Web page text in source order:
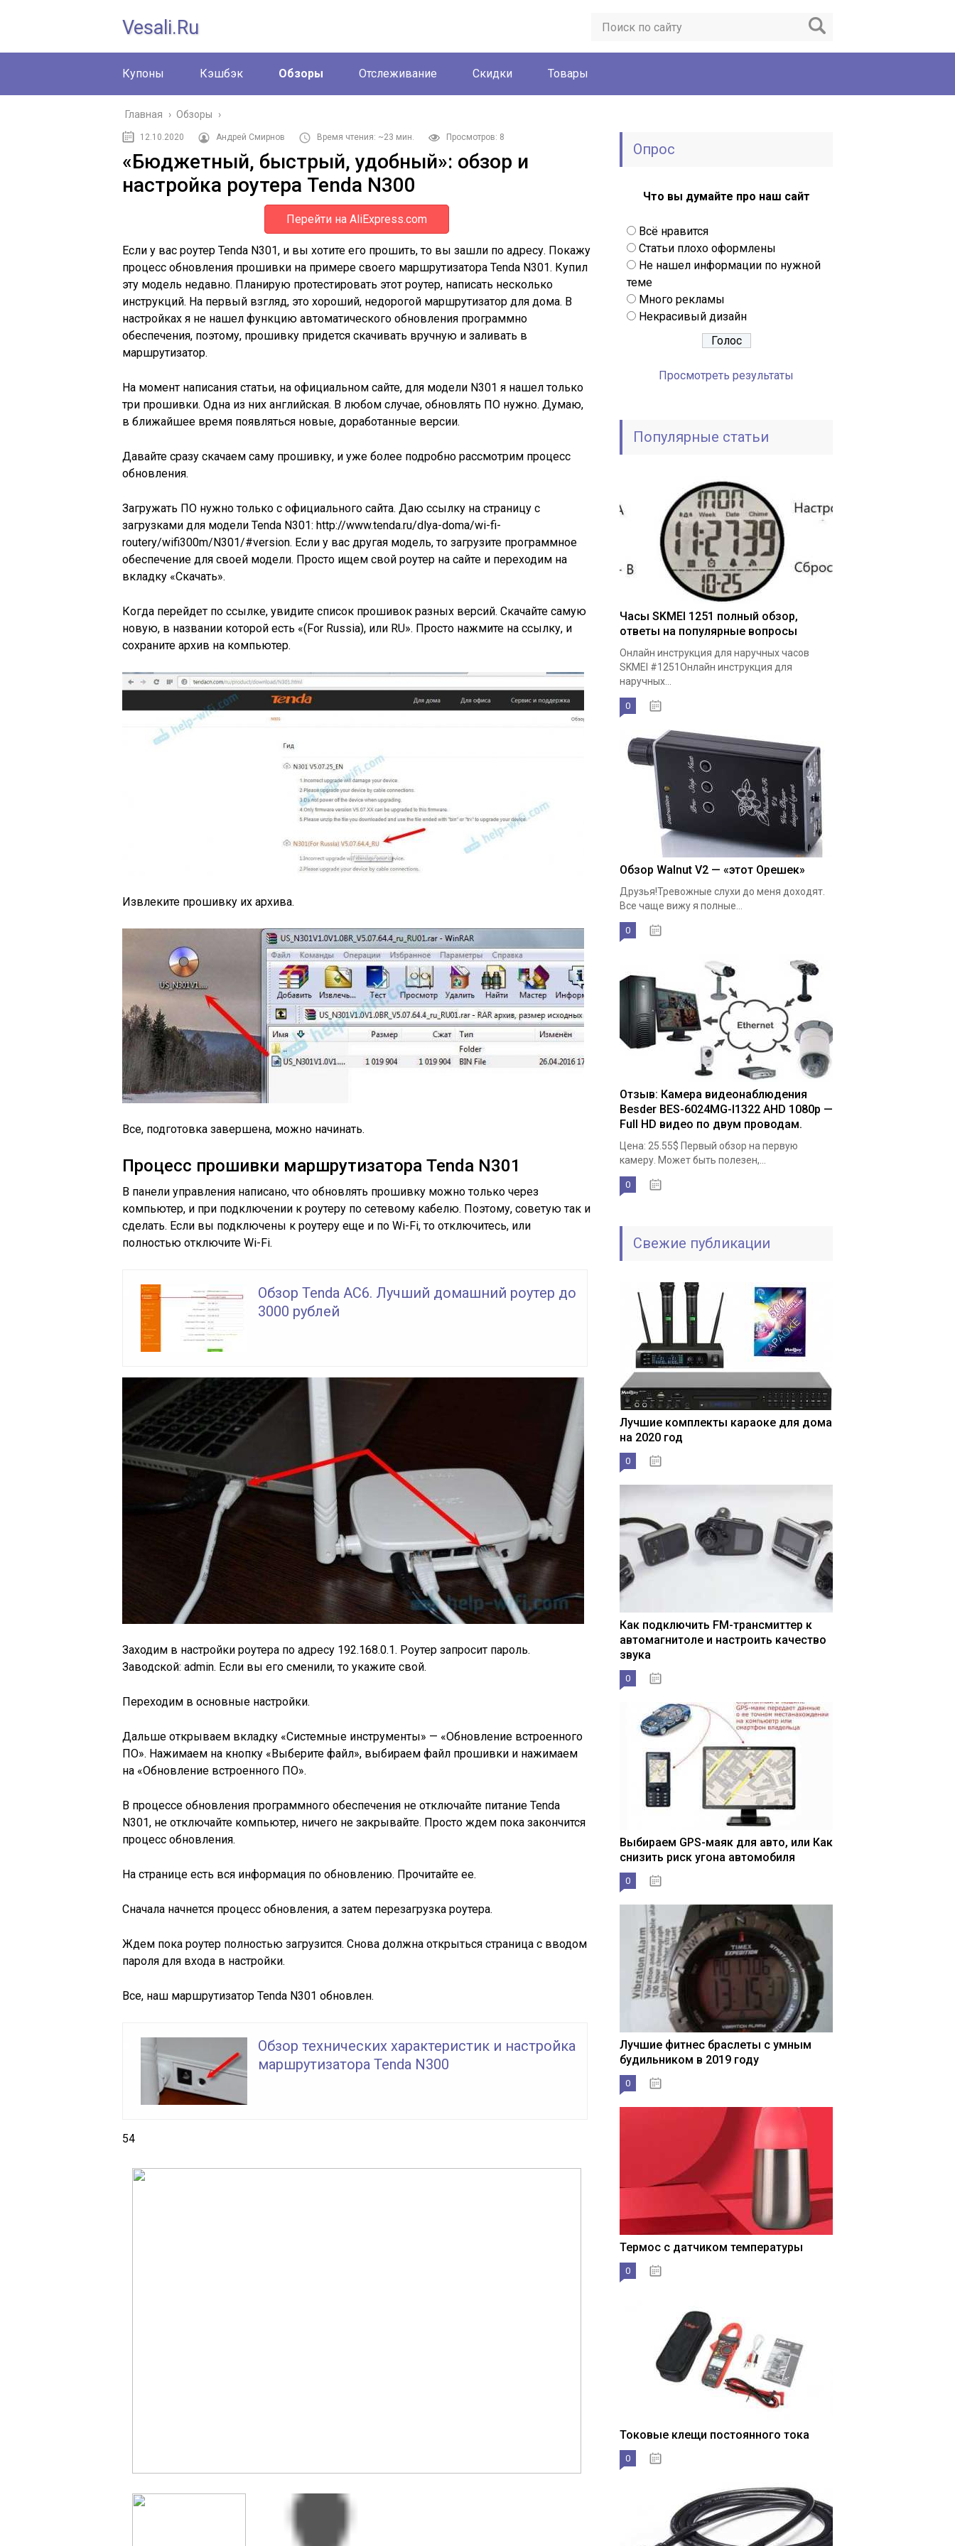
Vesali.ru
Купоны Кэшбэк Обзоры Отслеживание Скидки Товары
Главная › Обзоры ›
12.10.2020 Андрей Смирнов Время чтения: ~23 мин. Просмотров: 8
«Бюджетный, быстрый, удобный»: обзор и
настройка роутера Tenda N300
Перейти на AliExpress.com
Если у вас роутер Tenda N301, и вы хотите его прошить, то вы зашли по адресу. Покажу
процесс обновления прошивки на примере своего маршрутизатора Tenda N301. Купил
эту модель недавно. Планирую протестировать этот роутер, написать несколько
инструкций. На первый взгляд, это хороший, недорогой маршрутизатор для дома. В
настройках я не нашел функцию автоматического обновления программно
обеспечения, поэтому, прошивку придется скачивать вручную и заливать в
маршрутизатор.
На момент написания статьи, на официальном сайте, для модели N301 я нашел только
три прошивки. Одна из них английская. В любом случае, обновлять ПО нужно. Думаю,
в ближайшее время появляться новые, доработанные версии.
Давайте сразу скачаем саму прошивку, и уже более подробно рассмотрим процесс
обновления.
Загружать ПО нужно только с официального сайта. Даю ссылку на страницу с
загрузками для модели Tenda N301: http://www.tenda.ru/dlya-doma/wi-fi-
routery/wifi300m/N301/#version. Если у вас другая модель, то загрузите программное
обеспечение для своей модели. Просто ищем свой роутер на сайте и переходим на
вкладку «Скачать».
Когда перейдет по ссылке, увидите список прошивок разных версий. Скачайте самую
новую, в названии которой есть «(For Russia), или RU». Просто нажмите на ссылку, и
сохраните архив на компьютер.
Извлеките прошивку их архива.
Все, подготовка завершена, можно начинать.
Процесс прошивки маршрутизатора Tenda N301
В панели управления написано, что обновлять прошивку можно только через
компьютер, и при подключении к роутеру по сетевому кабелю. Поэтому, советую так и
сделать. Если вы подключены к роутеру еще и по Wi-Fi, то отключитесь, или
полностью отключите Wi-Fi.
Обзор Tenda AC6. Лучший домашний роутер до
3000 рублей
Заходим в настройки роутера по адресу 192.168.0.1. Роутер запросит пароль.
Заводской: admin. Если вы его сменили, то укажите свой.
Переходим в основные настройки.
Дальше открываем вкладку «Системные инструменты» — «Обновление встроенного
ПО». Нажимаем на кнопку «Выберите файл», выбираем файл прошивки и нажимаем
на «Обновление встроенного ПО».
В процессе обновления программного обеспечения не отключайте питание Tenda
N301, не отключайте компьютер, ничего не закрывайте. Просто ждем пока закончится
процесс обновления.
На странице есть вся информация по обновлению. Прочитайте ее.
Сначала начнется процесс обновления, а затем перезагрузка роутера.
Ждем пока роутер полностью загрузится. Снова должна открыться страница с вводом
пароля для входа в настройки.
Все, наш маршрутизатор Tenda N301 обновлен.
Обзор технических характеристик и настройка
маршрутизатора Tenda N300
54
Опрос
Что вы думайте про наш сайт
Всё нравится
Статьи плохо оформлены
Не нашел информации по нужной
теме
Много рекламы
Некрасивый дизайн
Просмотреть результаты
Популярные статьи
Часы SKMEI 1251 полный обзор,
ответы на популярные вопросы
Онлайн инструкция для наручных часов
SKMEI #1251Онлайн инструкция для
наручных...
0
Обзор Walnut V2 — «этот Орешек»
Друзья!Тревожные слухи до меня доходят.
Все чаще вижу я полные...
0
Отзыв: Камера видеонаблюдения
Besder BES-6024MG-I1322 AHD 1080p —
Full HD видео по двум проводам.
Цена: 25.55$ Первый обзор на первую
камеру. Может быть полезен,...
0
Свежие публикации
Лучшие комплекты караоке для дома
на 2020 год
0
Как подключить FM-трансмиттер к
автомагнитоле и настроить качество
звука
0
Выбираем GPS-маяк для авто, или Как
снизить риск угона автомобиля
0
Лучшие фитнес браслеты с умным
будильником в 2019 году
0
Термос с датчиком температуры
0
Токовые клещи постоянного тока
0